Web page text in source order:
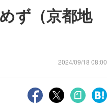
ず（京都地
2024/09/18 08:00